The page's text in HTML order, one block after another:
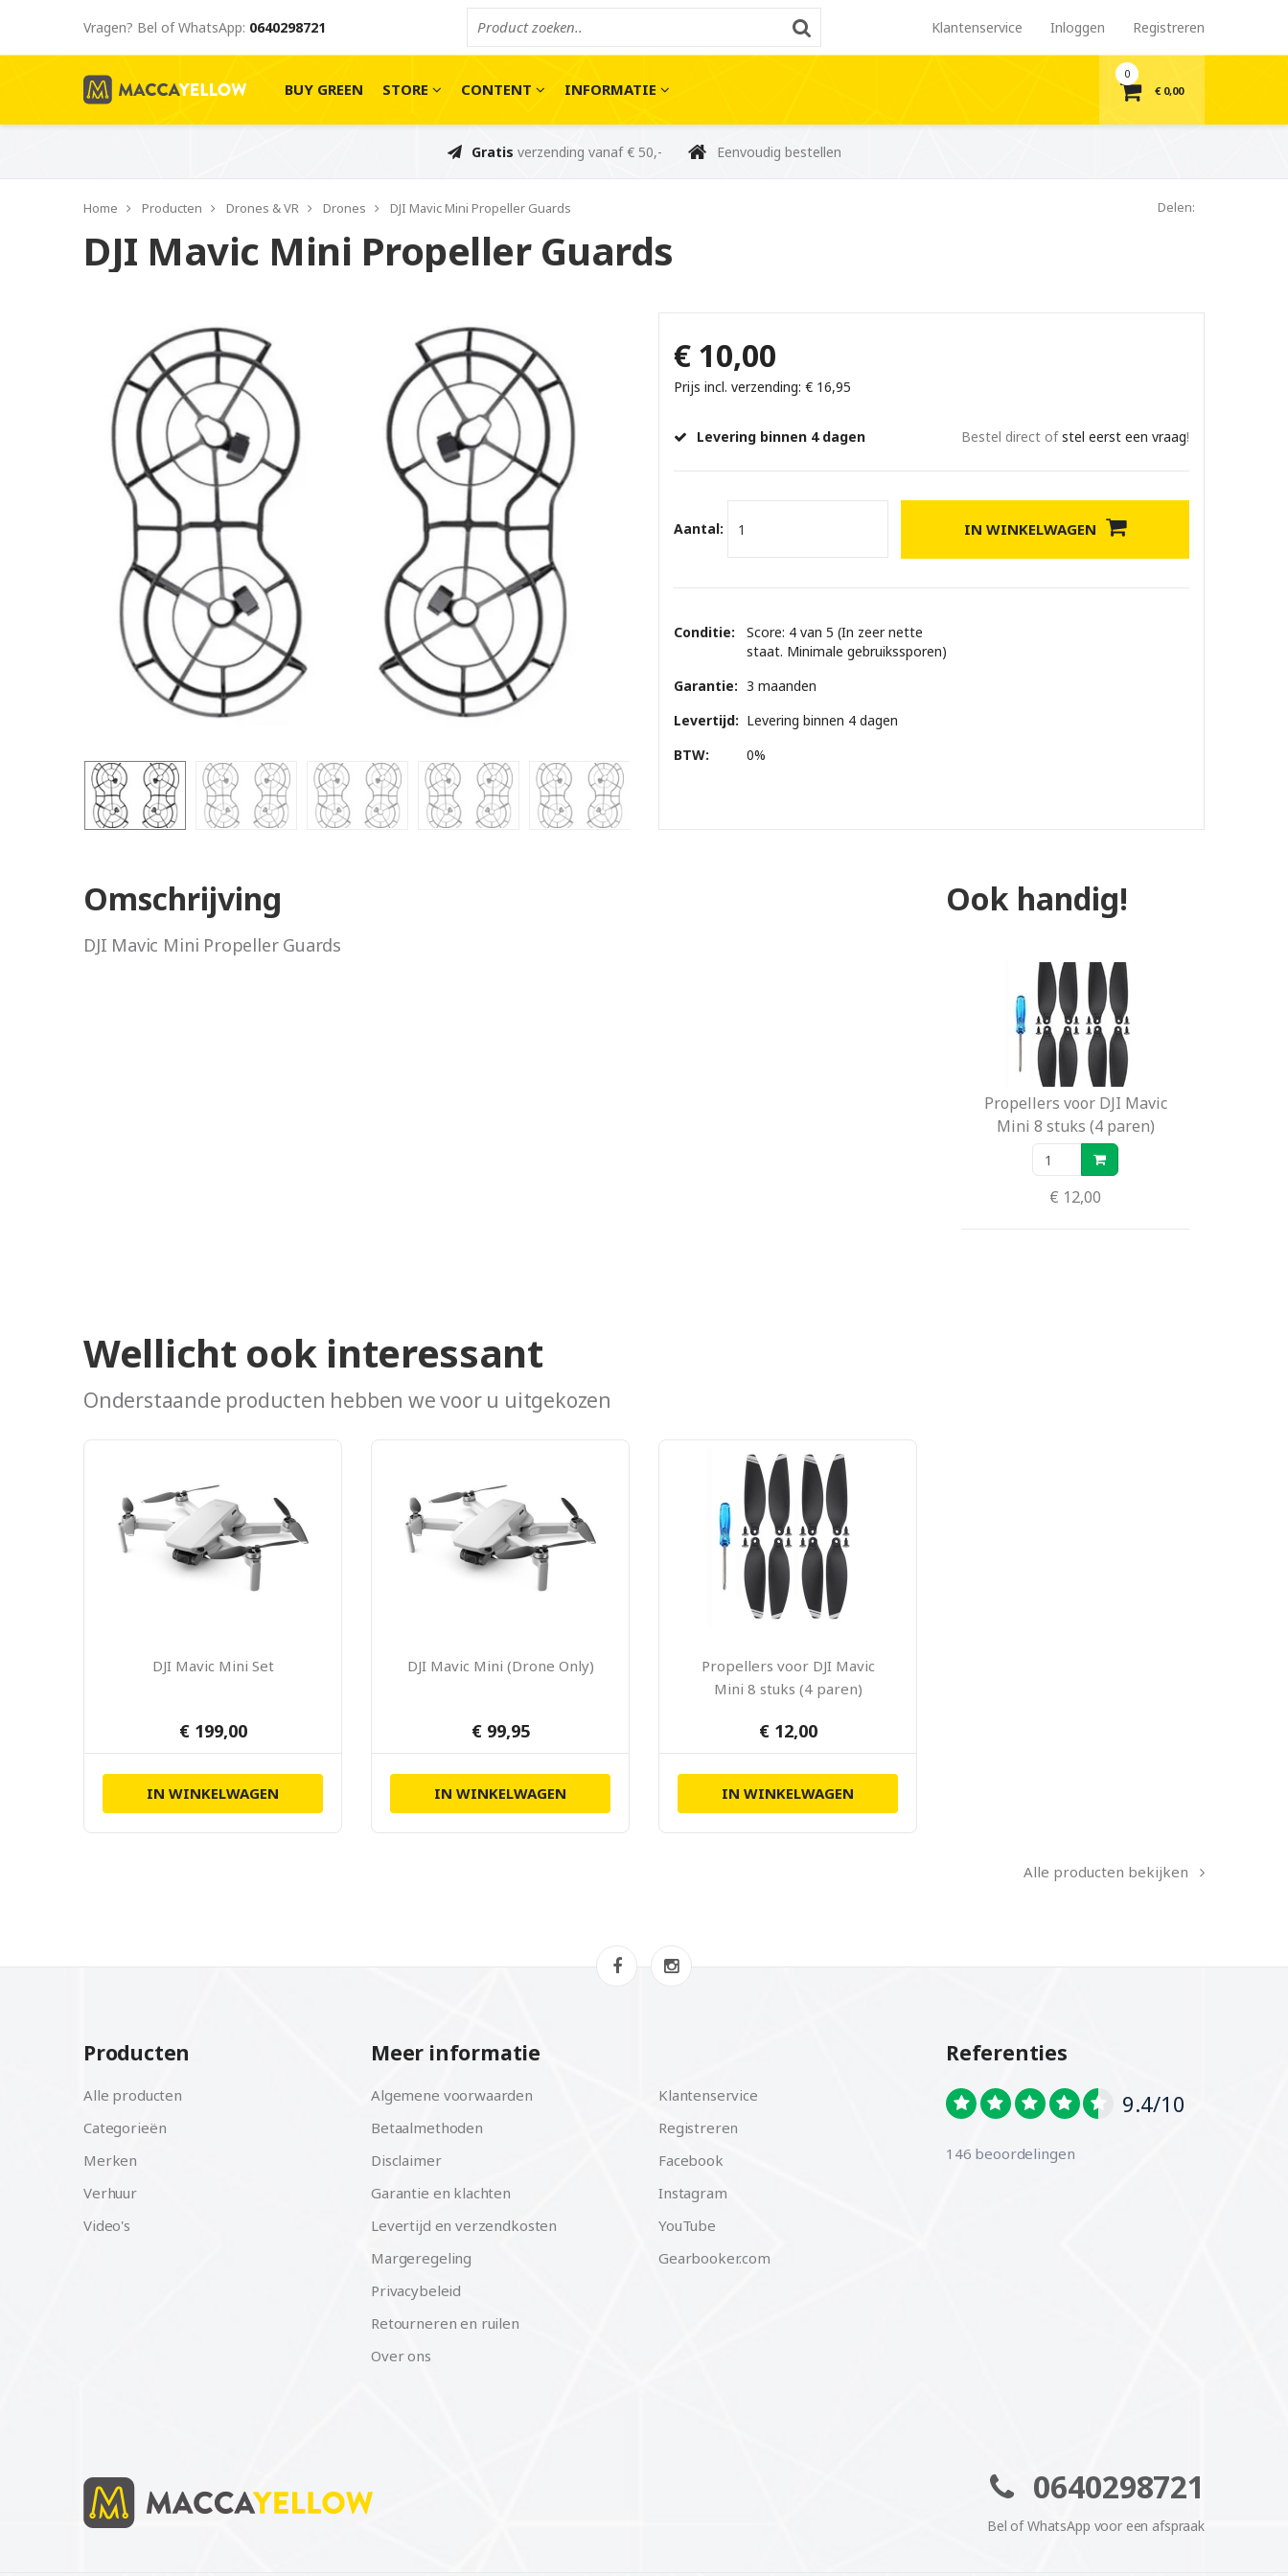
Vragen? Bel of WhatsApp: 0640298721 Klantenservice Inloggen Registreren
BUY GREEN STORE CONTENT INFORMATIE
0
€ 0,00
Gratis verzending vanaf € 50,- Eenvoudig bestellen
Home Producten Drones & VR Drones DJI Mavic Mini Propeller Guards Delen:
DJI Mavic Mini Propeller Guards
€ 10,00
Prijs incl. verzending: € 16,95
Levering binnen 4 dagen Bestel direct ofstel eerst een vraag!
Aantal: IN WINKELWAGEN
Conditie:
Score: 4 van 5 (In zeer nette
staat. Minimale gebruikssporen)
Garantie: 3 maanden
Levertijd: Levering binnen 4 dagen
BTW:
0%
Omschrijving
DJI Mavic Mini Propeller Guards
Ook handig!
Propellers voor DJI Mavic
Mini 8 stuks (4 paren)
€ 12,00
Wellicht ook interessant
Onderstaande producten hebben we voor u uitgekozen
DJI Mavic Mini Set
€ 199,00
IN WINKELWAGEN
DJI Mavic Mini (Drone Only)
€ 99,95
IN WINKELWAGEN
Propellers voor DJI Mavic
Mini 8 stuks (4 paren)
€ 12,00
IN WINKELWAGEN
Alle producten bekijken
Producten
Alle producten
Categorieën
Merken
Verhuur
Video's
Meer informatie
Algemene voorwaarden
Betaalmethoden
Disclaimer
Garantie en klachten
Levertijd en verzendkosten
Margeregeling
Privacybeleid
Retourneren en ruilen
Over ons
Klantenservice
Registreren
Facebook
Instagram
YouTube
Gearbooker.com
Referenties
9.4/10
146 beoordelingen
0640298721
Bel of WhatsApp voor een afspraak